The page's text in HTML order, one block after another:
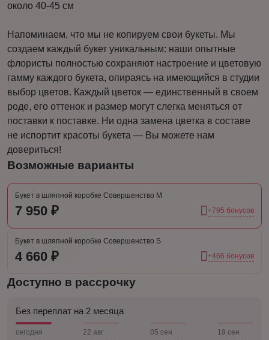
около 40-45 см
Напоминаем, что мы не копируем свои букеты. Мы
создаем каждый букет уникальным: наши опытные
флористы полностью сохраняют настроение и цветовую
гамму каждого букета, опираясь на имеющийся в студии
выбор цветов. Каждый цветок — единственный в своем
роде, его оттенок и размер могут слегка меняться от
поставки к поставке. Ни одна замена цветка в составе
не испортит красоты букета — Вы можете нам
довериться!
Возможные варианты
Букет в шляпной коробке Совершенство M
7 950 ₽ +795 бонусов
Букет в шляпной коробке Совершенство S
4 660 ₽ +466 бонусов
Доступно в рассрочку
Без переплат на 2 месяца
сегодня 22 авг 05 сен 19 сен